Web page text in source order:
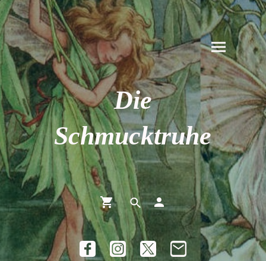
Die
Schmucktruhe